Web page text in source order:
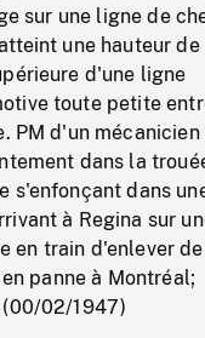
sur une ligne de
une hauteur de
d'une ligne
toute petite
PM d'un mécanicien
dans la
s'enfonçant dans
à Regina sur
en train d'enlever
panne à Montréal;
(00/02/1947)